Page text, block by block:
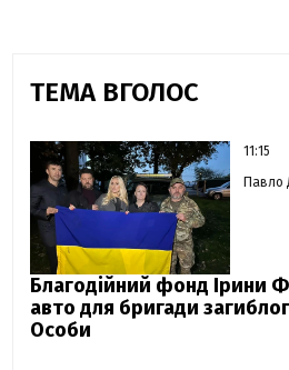
ТЕМА ВГОЛОС
11:15
Павло
Благодійний фонд Ірини
авто для бригади
Особи